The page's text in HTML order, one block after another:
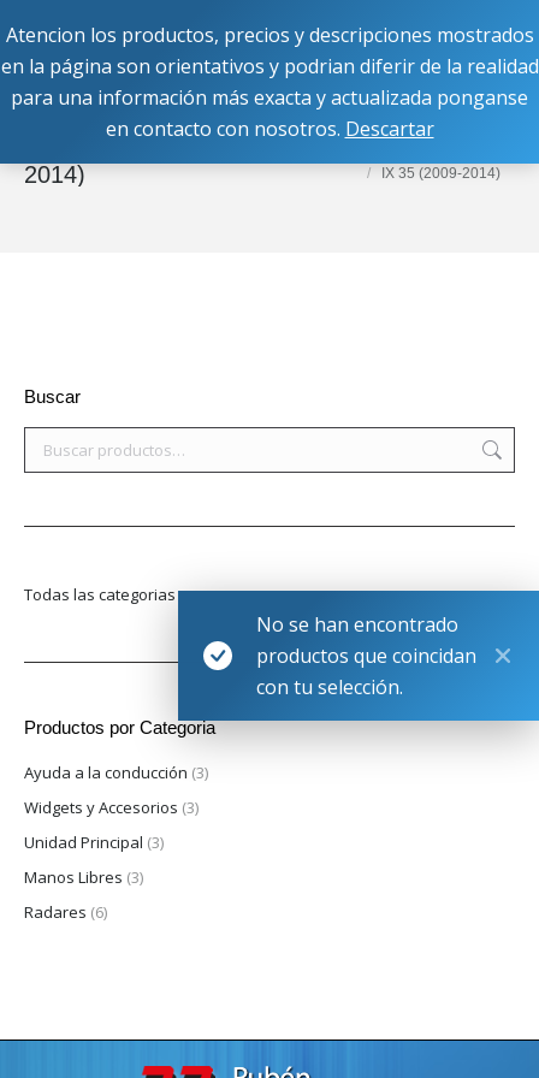
Buscar:
2014)
IX 35 (2009-2014)
No se han encontrado
productos que coincidan
con tu selección.
Buscar
Todas las categorias
Productos por Categoria
Ayuda a la conducción (3)
Widgets y Accesorios (3)
Unidad Principal (3)
Manos Libres (3)
Radares (6)
Atencion los productos, precios y descripciones mostrados
en la página son orientativos y podrian diferir de la realidad
para una información más exacta y actualizada ponganse
en contacto con nosotros. Descartar